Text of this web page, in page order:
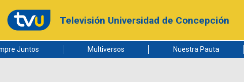
Televisión Universidad de Concepción
Juntos Multiversos Nuestra Pauta